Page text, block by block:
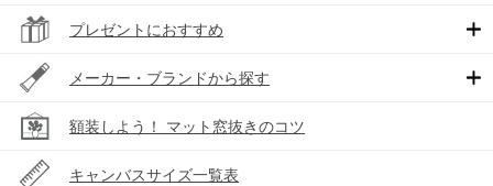
プレゼントにおすすめ
メーカー・ブランドから探す
額装しよう！ マット窓抜きのコツ
キャンバスサイズ一覧表